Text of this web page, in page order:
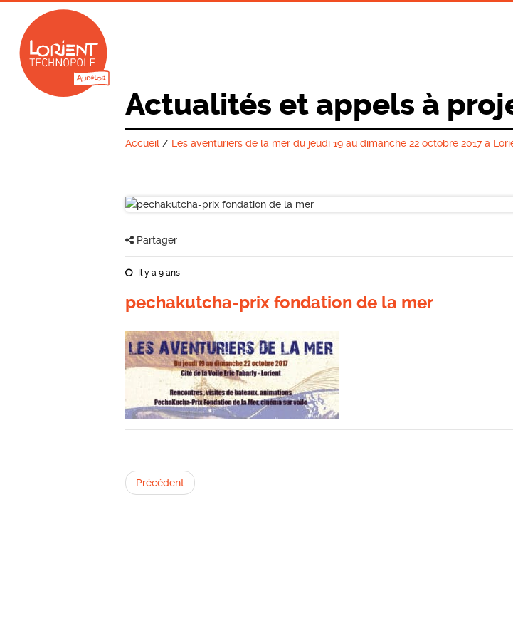
Actualités et appels à
Accueil / Les aventuriers de la mer du jeudi 19 au dimanche 22 octobre 2017 à
Partager
Il y a 9 ans
pechakutcha-prix fondation de la mer
Précédent